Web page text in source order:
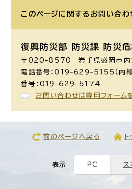
このページに関する お問い合わ
復興防災部 防災課 防災
〒020-8570 岩手県盛岡市内
電話番号：019-629-5155（内
番号：019-629-5174
お問い合わせは専用フォーム
前のページへ戻る
表示 PC ス